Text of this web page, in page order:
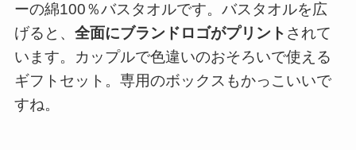
ーの綿100％バスタオルです。バスタオルを広
げると、 全面にブランドロゴがプリント されて
います。カップルで色違いのおそろいで使える
ギフトセット。専用のボックスもかっこいいで
すね。